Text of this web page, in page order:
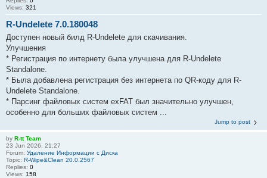
Views: 321
R-Undelete 7.0.180048
Доступен новый билд R-Undelete для скачивания.
Улучшения
* Регистрация по интернету была улучшена для R-Undelete
Standalone.
* Была добавлена регистрация без интернета по QR-коду для R-
Undelete Standalone.
* Парсинг файловых систем exFAT был значительно улучшен,
особенно для больших файловых систем ...
Jump to post
by R-tt Team
23 Jun 2026, 21:27
Forum: Удаление Информации с Диска
Topic: R-Wipe&Clean 20.0.2567
Replies: 0
Views: 158